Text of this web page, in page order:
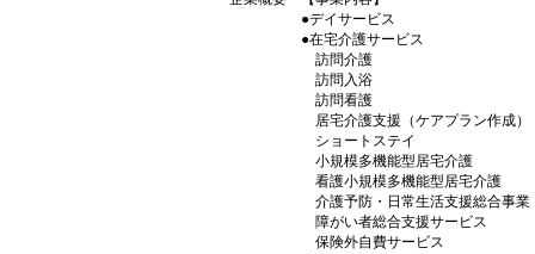
●デイサービス
●在宅介護サービス
訪問介護
訪問入浴
訪問看護
居宅介護支援（ケアプラン作成）
ショートステイ
小規模多機能型居宅介護
看護小規模多機能型居宅介護
介護予防・日常生活支援総合事業
障がい者総合支援サービス
保険外自費サービス